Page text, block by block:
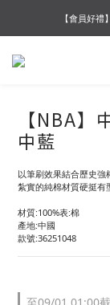
【夏末
【會員好禮
【夏末
【NBA
中藍
以筆刷效果結合歷史強
紮實的純棉材質硬挺有
材質:100%表:棉
產地:中國
款號:36251048